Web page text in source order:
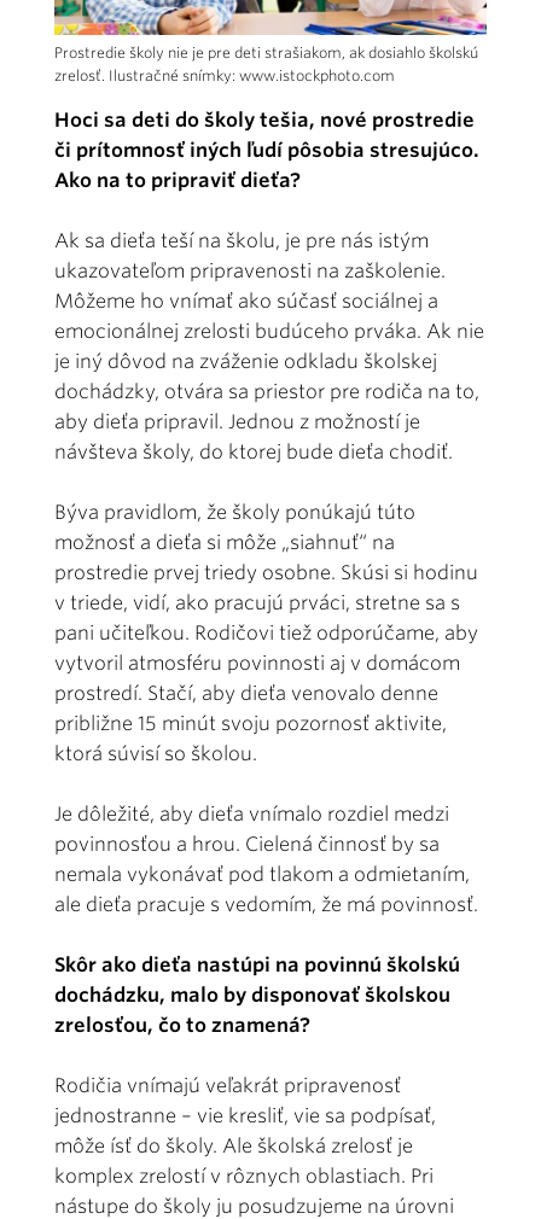
Prostredie školy nie je pre deti strašiakom, ak dosiahlo školskú
zrelosť. Ilustračné snímky: www.istockphoto.com
Hoci sa deti do školy tešia, nové prostredie
či prítomnosť iných ľudí pôsobia stresujúco.
Ako na to pripraviť dieťa?
Ak sa dieťa teší na školu, je pre nás istým
ukazovateľom pripravenosti na zaškolenie.
Môžeme ho vnímať ako súčasť sociálnej a
emocionálnej zrelosti budúceho prváka. Ak nie
je iný dôvod na zváženie odkladu školskej
dochádzky, otvára sa priestor pre rodiča na to,
aby dieťa pripravil. Jednou z možností je
návšteva školy, do ktorej bude dieťa chodiť.
Býva pravidlom, že školy ponúkajú túto
možnosť a dieťa si môže „siahnuť“ na
prostredie prvej triedy osobne. Skúsi si hodinu
v triede, vidí, ako pracujú prváci, stretne sa s
pani učiteľkou. Rodičovi tiež odporúčame, aby
vytvoril atmosféru povinnosti aj v domácom
prostredí. Stačí, aby dieťa venovalo denne
približne 15 minút svoju pozornosť aktivite,
ktorá súvisí so školou.
Je dôležité, aby dieťa vnímalo rozdiel medzi
povinnosťou a hrou. Cielená činnosť by sa
nemala vykonávať pod tlakom a odmietaním,
ale dieťa pracuje s vedomím, že má povinnosť.
Skôr ako dieťa nastúpi na povinnú školskú
dochádzku, malo by disponovať školskou
zrelosťou, čo to znamená?
Rodičia vnímajú veľakrát pripravenosť
jednostranne – vie kresliť, vie sa podpísať,
môže ísť do školy. Ale školská zrelosť je
komplex zrelostí v rôznych oblastiach. Pri
nástupe do školy ju posudzujeme na úrovni